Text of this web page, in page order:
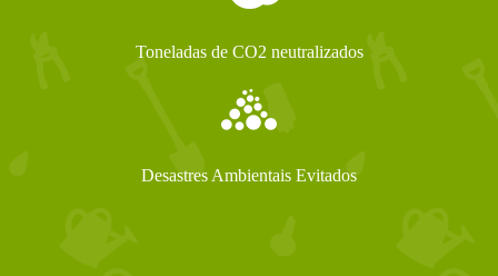
Toneladas de CO2 neutralizados
Desastres Ambientais Evitados